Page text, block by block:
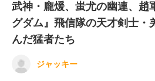
武神・龐煖、蚩尤の幽連、
グダム』飛信隊の天才剣士・
んだ猛者たち
ジャッキー